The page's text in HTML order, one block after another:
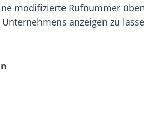
modifizierte Rufnummer
anzeigen zu